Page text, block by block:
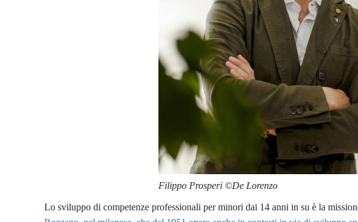
Filippo Prosperi ©De Lorenzo
Lo sviluppo di competenze professionali per minori dai 14 anni in su è la